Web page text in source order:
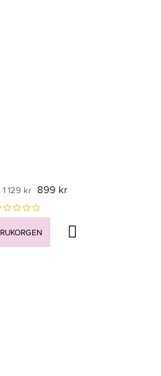
129 kr 899 kr